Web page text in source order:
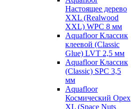
Настоящее дерево
XXL (Realwood
XXL) WPC 8 мм
Aquafloor Классик
клеевой (Classic
Glue) LVT 2,5 мм
Aquafloor Классик
(Classic) SPC 3,5
мм
Aquafloor
Космический Орех
XL (Space Nuts